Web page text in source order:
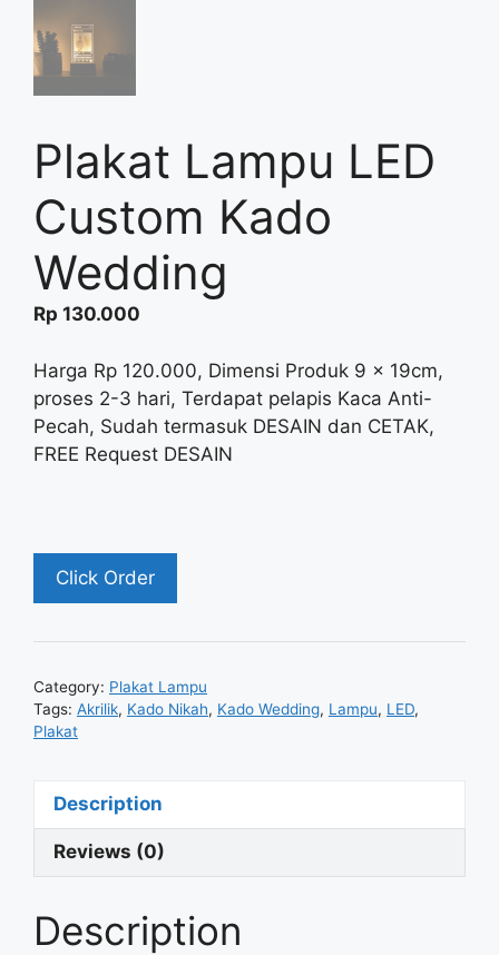
Plakat Lampu LED
Custom Kado
Wedding
Rp 130.000
Harga Rp 120.000, Dimensi Produk 9 x 19cm,
proses 2-3 hari, Terdapat pelapis Kaca Anti-
Pecah, Sudah termasuk DESAIN dan CETAK,
FREE Request DESAIN
Click Order
Category: Plakat Lampu
Tags: Akrilik, Kado Nikah, Kado Wedding, Lampu, LED,
Plakat
Description
Reviews (0)
Description